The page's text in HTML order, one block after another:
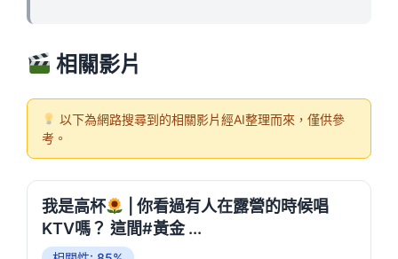
相關影片
以下為網路搜尋到的相關影片經AI整理而來，僅供參
考。
我是高杯
| 你看過有人在露營的時候唱
KTV嗎？ 這間#黃金 ...